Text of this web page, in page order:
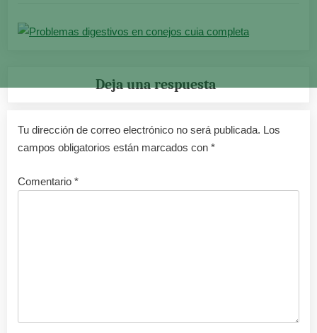
Deja una respuesta
Tu dirección de correo electrónico no será publicada. Los
campos obligatorios están marcados con *
Comentario *